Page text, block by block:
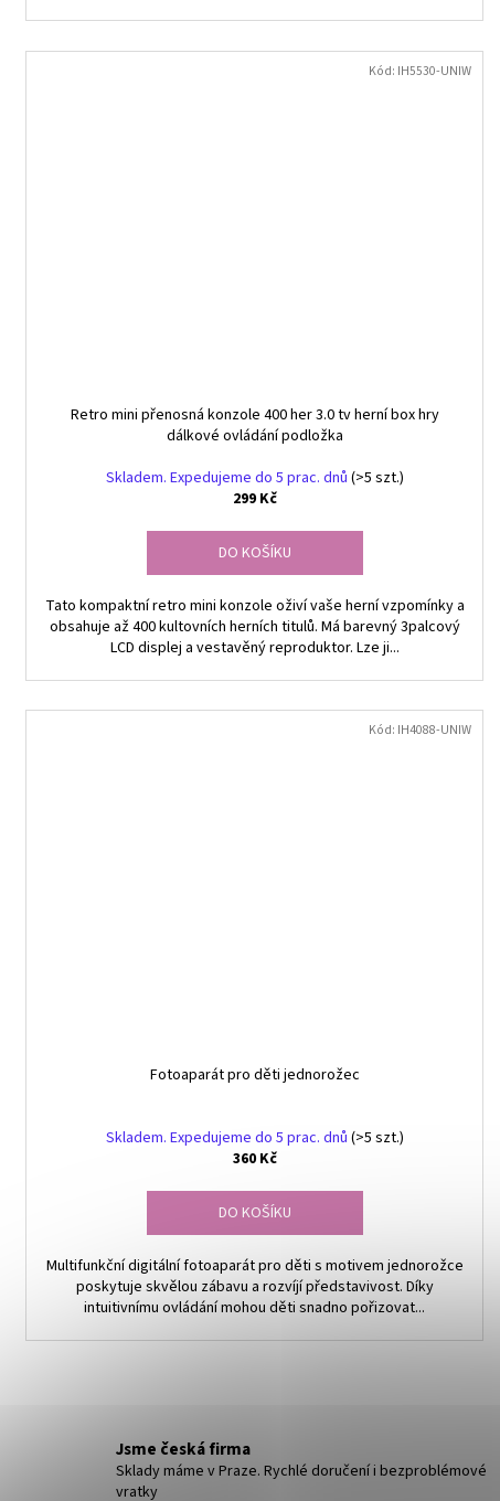
Retro mini přenosná konzole 400 her 3.0 tv herní box hry
dálkové ovládání podložka
Skladem. Expedujeme do 5 prac. dnů (>5 szt.)
299 Kč
DO KOŠÍKU
Tato kompaktní retro mini konzole oživí vaše herní vzpomínky a
obsahuje až 400 kultovních herních titulů. Má barevný 3palcový
LCD displej a vestavěný reproduktor. Lze ji...
Kód: IH5530-UNIW
Fotoaparát pro děti jednorožec
Skladem. Expedujeme do 5 prac. dnů (>5 szt.)
360 Kč
DO KOŠÍKU
Multifunkční digitální fotoaparát pro děti s motivem jednorožce
poskytuje skvělou zábavu a rozvíjí představivost. Díky
intuitivnímu ovládání mohou děti snadno pořizovat...
Kód: IH4088-UNIW
Jsme česká firma
Sklady máme v Praze. Rychlé doručení i bezproblémové
vratky